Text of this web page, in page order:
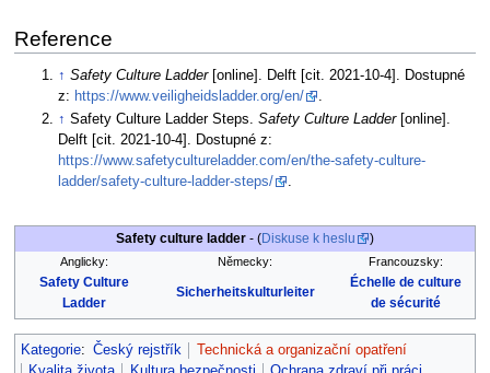
Reference
↑ Safety Culture Ladder[online]. Delft [cit. 2021-10-4]. Dostupné
z: https://www.veiligheidsladder.org/en/
.
↑ Safety Culture Ladder Steps.Safety Culture Ladder[online].
Delft [cit. 2021-10-4]. Dostupné z:
https://www.safetycultureladder.com/en/the-safety-culture-
ladder/safety-culture-ladder-steps/
Safety culture ladder - (Diskuse k heslu )
Anglicky: Německy: Francouzsky:
Safety Culture
Ladder
Sicherheitskulturleiter
Échelle de culture
de sécurité
Kategorie: Český rejstřík
Technická a organizační opatření